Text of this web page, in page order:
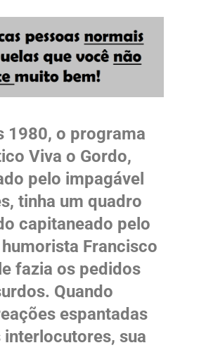
1980, o programa
Viva o Gordo,
pelo impagável
tinha um quadro
capitaneado pelo
Francisco
fazia os pedidos
Quando
espantadas
interlocutores, sua